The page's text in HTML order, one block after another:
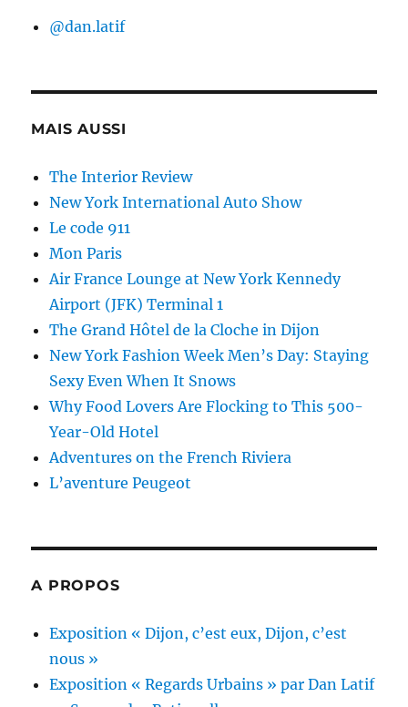
@dan.latif
MAIS AUSSI
The Interior Review
New York International Auto Show
Le code 911
Mon Paris
Air France Lounge at New York Kennedy
Airport (JFK) Terminal 1
The Grand Hôtel de la Cloche in Dijon
New York Fashion Week Men’s Day: Staying
Sexy Even When It Snows
Why Food Lovers Are Flocking to This 500-
Year-Old Hotel
Adventures on the French Riviera
L’aventure Peugeot
A PROPOS
Exposition « Dijon, c’est eux, Dijon, c’est
nous »
Exposition « Regards Urbains » par Dan Latif